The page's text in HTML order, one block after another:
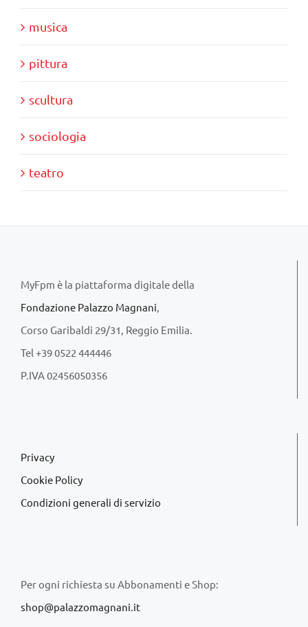
musica
pittura
scultura
sociologia
teatro
MyFpm è la piattaforma digitale della
Fondazione Palazzo Magnani
Corso Garibaldi 29/31, Reggio Emilia.
Tel +39 0522 444446
P.IVA 02456050356
Privacy
Cookie Policy
Condizioni generali di servizio
Per ogni richiesta su Abbonamenti e Shop:
shop@palazzomagnani.it